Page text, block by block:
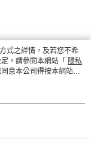
式之詳情，及若您不希
，請參閱本網站「 隱私
意本公司得按本網站使